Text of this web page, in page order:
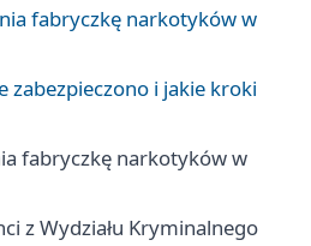
fabryczkę narkotyków w
zabezpieczono i jakie kroki
fabryczkę narkotyków w
z Wydziału Kryminalnego